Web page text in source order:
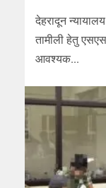
देहरादून
तामीली हेतु
आवश्यक...